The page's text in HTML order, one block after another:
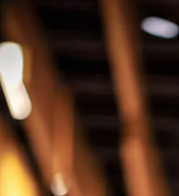
Site Web mondial